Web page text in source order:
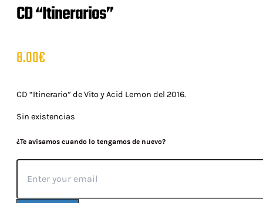
CD “Itinerarios”
8.00€
CD “Itinerario” de Vito y Acid Lemon del 2016.
Sin existencias
¿Te avisamos cuando lo tengamos de nuevo?